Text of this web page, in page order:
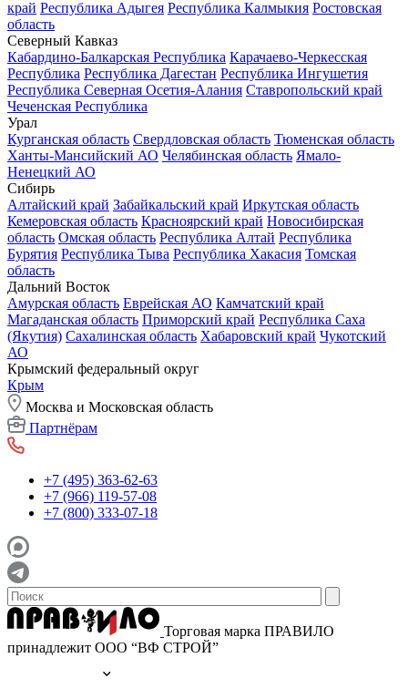
край Республика Адыгея Республика Калмыкия Ростовская
область
Северный Кавказ
Кабардино-Балкарская Республика Карачаево-Черкесская
Республика Республика Дагестан Республика Ингушетия
Республика Северная Осетия-Алания Ставропольский край
Чеченская Республика
Урал
Курганская область Свердловская область Тюменская область
Ханты-Мансийский АО Челябинская область Ямало-
Ненецкий АО
Сибирь
Алтайский край Забайкальский край Иркутская область
Кемеровская область Красноярский край Новосибирская
область Омская область Республика Алтай Республика
Бурятия Республика Тыва Республика Хакасия Томская
область
Дальний Восток
Амурская область Еврейская АО Камчатский край
Магаданская область Приморский край Республика Саха
(Якутия) Сахалинская область Хабаровский край Чукотский
АО
Крымский федеральный округ
Крым
Москва и Московская область
Партнёрам
+7 (495) 363-62-63
+7 (966) 119-57-08
+7 (800) 333-07-18
Торговая марка ПРАВИЛО
принадлежит ООО “ВФ СТРОЙ”